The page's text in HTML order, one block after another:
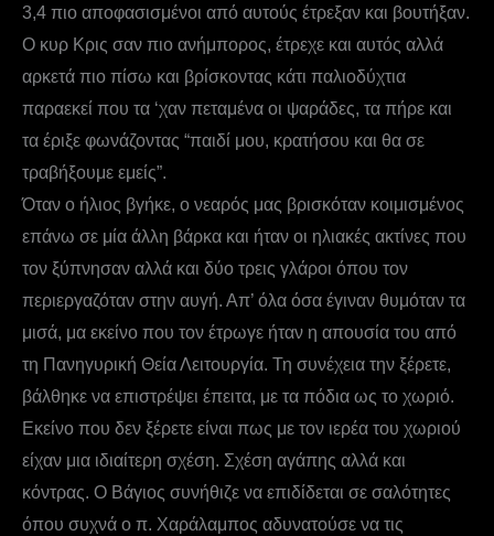
3,4 πιο αποφασισμένοι από αυτούς έτρεξαν και βουτήξαν.
Ο κυρ Κρις σαν πιο ανήμπορος, έτρεχε και αυτός αλλά
αρκετά πιο πίσω και βρίσκοντας κάτι παλιοδύχτια
παραεκεί που τα ‘χαν πεταμένα οι ψαράδες, τα πήρε και
τα έριξε φωνάζοντας “παιδί μου, κρατήσου και θα σε
τραβήξουμε εμείς”.
Όταν ο ήλιος βγήκε, ο νεαρός μας βρισκόταν κοιμισμένος
επάνω σε μία άλλη βάρκα και ήταν οι ηλιακές ακτίνες που
τον ξύπνησαν αλλά και δύο τρεις γλάροι όπου τον
περιεργαζόταν στην αυγή. Απ’ όλα όσα έγιναν θυμόταν τα
μισά, μα εκείνο που τον έτρωγε ήταν η απουσία του από
τη Πανηγυρική Θεία Λειτουργία. Τη συνέχεια την ξέρετε,
βάλθηκε να επιστρέψει έπειτα, με τα πόδια ως το χωριό.
Εκείνο που δεν ξέρετε είναι πως με τον ιερέα του χωριού
είχαν μια ιδιαίτερη σχέση. Σχέση αγάπης αλλά και
κόντρας. Ο Βάγιος συνήθιζε να επιδίδεται σε σαλότητες
όπου συχνά ο π. Χαράλαμπος αδυνατούσε να τις